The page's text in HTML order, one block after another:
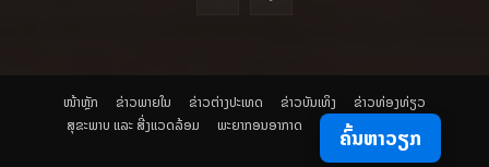
ໜ້າຫຼັກ ຂ່າວພາຍ​ໃນ ຂ່າວຕ່າງປະເທດ ​ຂ່າວບັນເທິງ
​ຂ່າວທ່ອງທ່ຽວ
ສຸຂະພາບ ແລະ ສີ່ງແວດລ້ອມ
ພະຍາກອນອາກາດ ຄົ້ນຫາວຽກ